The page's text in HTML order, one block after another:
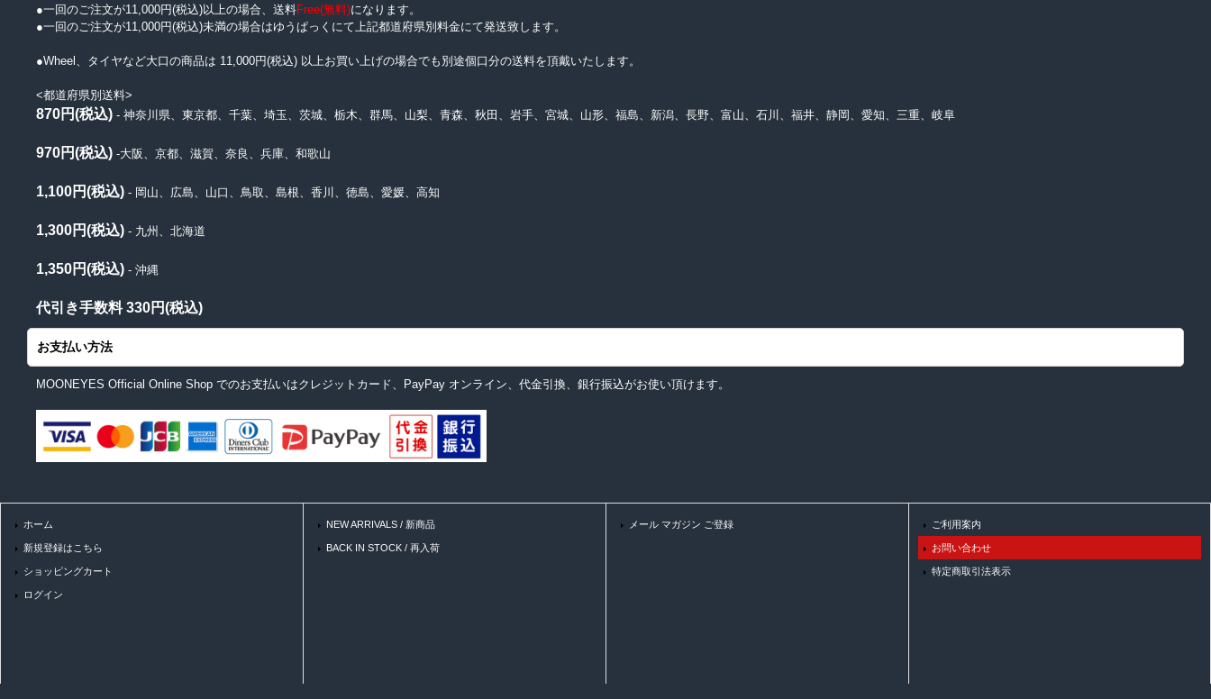
●一回のご注文が11,000円(税込)以上の場合、送料Free(無料)になります。
●一回のご注文が11,000円(税込)未満の場合はゆうぱっくにて上記都道府県別料金にて発送致します。
●Wheel、タイヤなど大口の商品は 11,000円(税込) 以上お買い上げの場合でも別途個口分の送料を頂戴いたします。
<都道府県別送料>
870円(税込) - 神奈川県、東京都、千葉、埼玉、茨城、栃木、群馬、山梨、青森、秋田、岩手、宮城、山形、福島、新潟、長野、富山、石川、福井、静岡、愛知、三重、岐阜
970円(税込) -大阪、京都、滋賀、奈良、兵庫、和歌山
1,100円(税込) - 岡山、広島、山口、鳥取、島根、香川、徳島、愛媛、高知
1,300円(税込) - 九州、北海道
1,350円(税込) - 沖縄
代引き手数料 330円(税込)
お支払い方法
MOONEYES Official Online Shop でのお支払いはクレジットカード、PayPay オンライン、代金引換、銀行振込がお使い頂けます。
ホーム
新規登録はこちら
ショッピングカート
ログイン
NEW ARRIVALS / 新商品
BACK IN STOCK / 再入荷
メール マガジン ご登録 ご利用案内
お問い合わせ
特定商取引法表示